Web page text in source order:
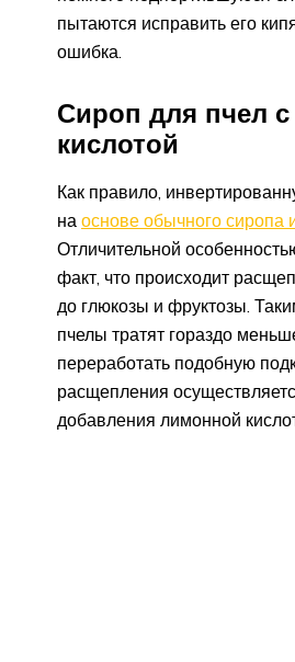
пытаются исправить его
ошибка.
Сироп для пчел
кислотой
Как правило,
на основе обычного сиропа
Отличительной
факт, что происходит
до глюкозы и фруктозы.
пчелы тратят гораздо
переработать подобную
расщепления
добавления лимонной